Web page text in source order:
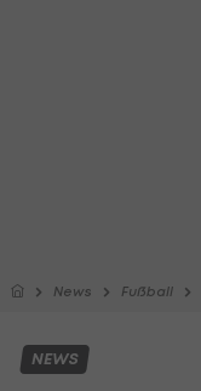
News Fußball
NEWS